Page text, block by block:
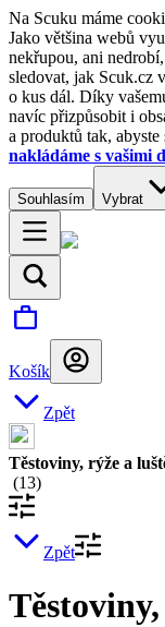
Na Scuku máme
Jako většina webů
nekřupou, ani
sledovat, jak Scuk.cz
o kus dál. Díky
navíc přizpůsobit i
a produktů tak,
nakládáme s vašimi
Souhlasím Vybrat
Košík
Zpět
Těstoviny, rýže a
(13)
Zpět